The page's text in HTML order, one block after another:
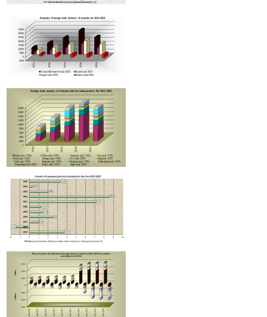
Первенство в экспорте из Армении занимает минеральное сырье, а в импорте -
машины и механизмы